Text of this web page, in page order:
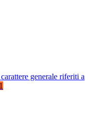
generale riferiti a